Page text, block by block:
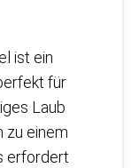
ist ein
für
Laub
zu einem
erfordert